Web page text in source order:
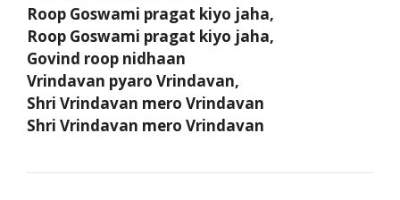
Roop Goswami pragat kiyo jaha,
Roop Goswami pragat kiyo jaha,
Govind roop nidhaan
Vrindavan pyaro Vrindavan,
Shri Vrindavan mero Vrindavan
Shri Vrindavan mero Vrindavan